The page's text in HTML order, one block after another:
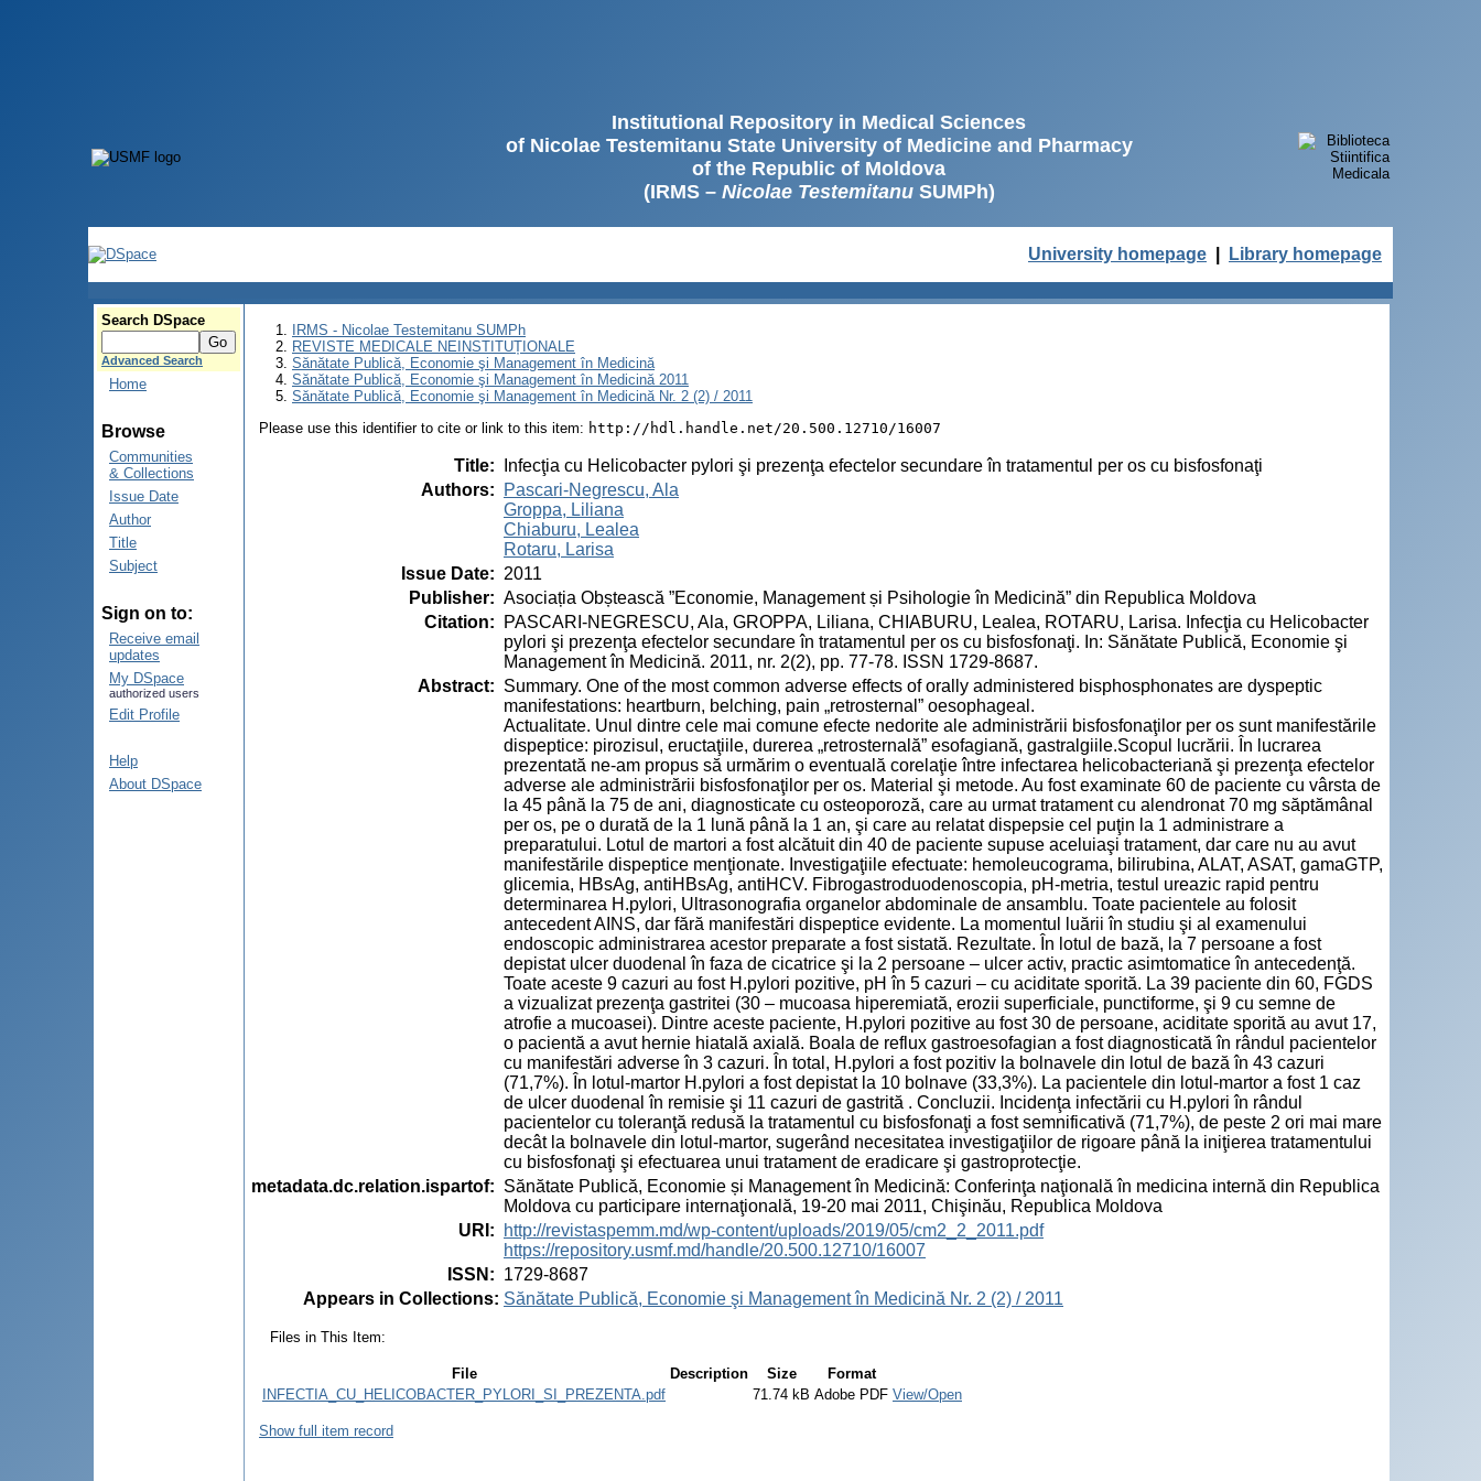
Institutional Repository in Medical Sciences
of Nicolae Testemitanu State University of Medicine and Pharmacy
of the Republic of Moldova
(IRMS – Nicolae TestemitanuSUMPh)
University homepage Library homepage
Search DSpace
Advanced Search
Home
Browse
Communities
& Collections
Issue Date
Author
Title
Subject
Sign on to:
Receive email
updates
My DSpace
authorized users
Edit Profile
Help
About DSpace
IRMS - Nicolae Testemitanu SUMPh
REVISTE MEDICALE NEINSTITUȚIONALE
Sănătate Publică, Economie şi Management în Medicină
Sănătate Publică, Economie şi Management în Medicină 2011
Sănătate Publică, Economie şi Management în Medicină Nr. 2 (2) / 2011
Please use this identifier to cite or link to this item: http://hdl.handle.net/20.500.12710/16007
Title:
Infecţia cu Helicobacter pylori şi prezenţa efectelor secundare în tratamentul per os cu bisfosfonaţi
Authors:
Pascari-Negrescu, Ala
Groppa, Liliana
Chiaburu, Lealea
Rotaru, Larisa
Issue Date: 2011
Publisher: Asociația Obștească ”Economie, Management și Psihologie în Medicină” din Republica Moldova
Citation:
PASCARI-NEGRESCU, Ala, GROPPA, Liliana, CHIABURU, Lealea, ROTARU, Larisa. Infecţia cu Helicobacter
pylori şi prezenţa efectelor secundare în tratamentul per os cu bisfosfonaţi. In: Sănătate Publică, Economie şi
Management în Medicină. 2011, nr. 2(2), pp. 77-78. ISSN 1729-8687.
Abstract: Summary. One of the most common adverse effects of orally administered bisphosphonates are dyspeptic
manifestations: heartburn, belching, pain „retrosternal” oesophageal.
Actualitate. Unul dintre cele mai comune efecte nedorite ale administrării bisfosfonaţilor per os sunt manifestările
dispeptice: pirozisul, eructaţiile, durerea „retrosternală” esofagiană, gastralgiile.Scopul lucrării. În lucrarea
prezentată ne-am propus să urmărim o eventuală corelaţie între infectarea helicobacteriană şi prezenţa efectelor
adverse ale administrării bisfosfonaţilor per os. Material şi metode. Au fost examinate 60 de paciente cu vârsta de
la 45 până la 75 de ani, diagnosticate cu osteoporoză, care au urmat tratament cu alendronat 70 mg săptămânal
per os, pe o durată de la 1 lună până la 1 an, şi care au relatat dispepsie cel puţin la 1 administrare a
preparatului. Lotul de martori a fost alcătuit din 40 de paciente supuse aceluiaşi tratament, dar care nu au avut
manifestările dispeptice menţionate. Investigaţiile efectuate: hemoleucograma, bilirubina, ALAT, ASAT, gamaGTP,
glicemia, HBsAg, antiHBsAg, antiHCV. Fibrogastroduodenoscopia, pH-metria, testul ureazic rapid pentru
determinarea H.pylori, Ultrasonografia organelor abdominale de ansamblu. Toate pacientele au folosit
antecedent AINS, dar fără manifestări dispeptice evidente. La momentul luării în studiu şi al examenului
endoscopic administrarea acestor preparate a fost sistată. Rezultate. În lotul de bază, la 7 persoane a fost
depistat ulcer duodenal în faza de cicatrice şi la 2 persoane – ulcer activ, practic asimtomatice în antecedenţă.
Toate aceste 9 cazuri au fost H.pylori pozitive, pH în 5 cazuri – cu aciditate sporită. La 39 paciente din 60, FGDS
a vizualizat prezenţa gastritei (30 – mucoasa hiperemiată, erozii superficiale, punctiforme, şi 9 cu semne de
atrofie a mucoasei). Dintre aceste paciente, H.pylori pozitive au fost 30 de persoane, aciditate sporită au avut 17,
o pacientă a avut hernie hiatală axială. Boala de reflux gastroesofagian a fost diagnosticată în rândul pacientelor
cu manifestări adverse în 3 cazuri. În total, H.pylori a fost pozitiv la bolnavele din lotul de bază în 43 cazuri
(71,7%). În lotul-martor H.pylori a fost depistat la 10 bolnave (33,3%). La pacientele din lotul-martor a fost 1 caz
de ulcer duodenal în remisie şi 11 cazuri de gastrită . Concluzii. Incidenţa infectării cu H.pylori în rândul
pacientelor cu toleranţă redusă la tratamentul cu bisfosfonaţi a fost semnificativă (71,7%), de peste 2 ori mai mare
decât la bolnavele din lotul-martor, sugerând necesitatea investigaţiilor de rigoare până la iniţierea tratamentului
cu bisfosfonaţi şi efectuarea unui tratament de eradicare şi gastroprotecţie.
metadata.dc.relation.ispartof: Sănătate Publică, Economie și Management în Medicină: Conferinţa naţională în medicina internă din Republica
Moldova cu participare internaţională, 19-20 mai 2011, Chişinău, Republica Moldova
URI :
http://revistaspemm.md/wp-content/uploads/2019/05/cm2_2_2011.pdf
https://repository.usmf.md/handle/20.500.12710/16007
ISSN : 1729-8687
Appears in Collections: Sănătate Publică, Economie şi Management în Medicină Nr. 2 (2) / 2011
Files in This Item:
File Description Size
Format
INFECTIA_CU_HELICOBACTER_PYLORI_SI_PREZENTA.pdf
71.74 kB Adobe PDF View/Open
Show full item record